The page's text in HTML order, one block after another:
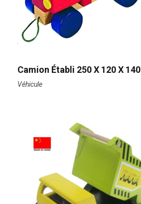
Camion Établi 250 X 120 X 140
Véhicule